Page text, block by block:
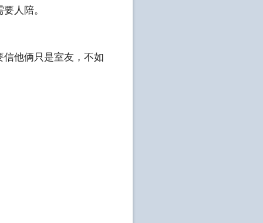
人陪。
他俩只是室友，不如